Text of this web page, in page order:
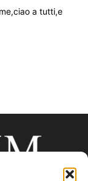
a tutti,e